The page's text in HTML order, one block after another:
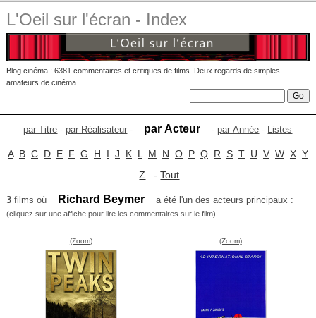
L'Oeil sur l'écran - Index
Blog cinéma : 6381 commentaires et critiques de films. Deux regards de simples
amateurs de cinéma.
par Titre -par Réalisateur - par Acteur -par Année - Listes
A B C D E F G H I J K L M N O P Q R S T U V W X Y
Z -Tout
3films où Richard Beymer a été l'un des acteurs principaux :
(cliquez sur une affiche pour lire les commentaires sur le film)
(Zoom) (Zoom)